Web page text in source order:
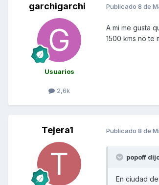
garchigarchi
Usuarios
2,6k
Publicado 8 de
A mi me gusta
1500 kms no te
Tejera1 Publicado 8 de
popoff
En ciudad